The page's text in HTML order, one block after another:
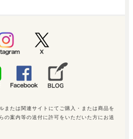
または関連サイトにてご購入・または商品を
の案内等の送付に許可をいただいた方にお送